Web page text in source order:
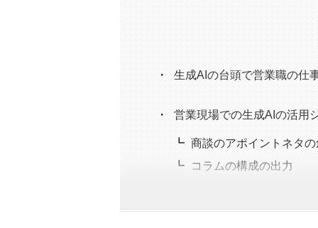
生成AIの台頭で営業職の仕
営業現場での生成AIの活用
商談のアポイントネタ
コラムの構成の出力
営業戦略立案の壁打ち